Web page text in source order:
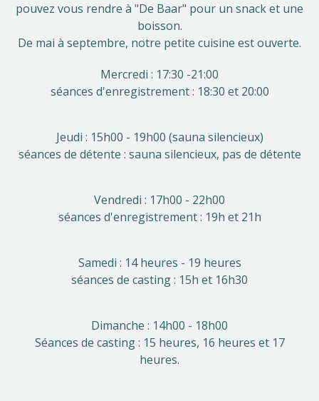
pouvez vous rendre à "De Baar" pour un snack et une
boisson.
De mai à septembre, notre petite cuisine est ouverte.
Mercredi : 17:30 -21:00
séances d'enregistrement : 18:30 et 20:00
Jeudi : 15h00 - 19h00 (sauna silencieux)
séances de détente : sauna silencieux, pas de détente
Vendredi : 17h00 - 22h00
séances d'enregistrement : 19h et 21h
Samedi : 14 heures - 19 heures
séances de casting : 15h et 16h30
Dimanche : 14h00 - 18h00
Séances de casting : 15 heures, 16 heures et 17
heures.